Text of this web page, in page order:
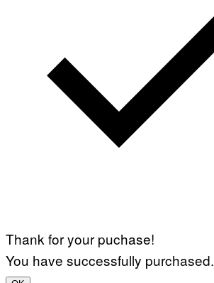
Thank for your puchase!
You have successfully purchased.